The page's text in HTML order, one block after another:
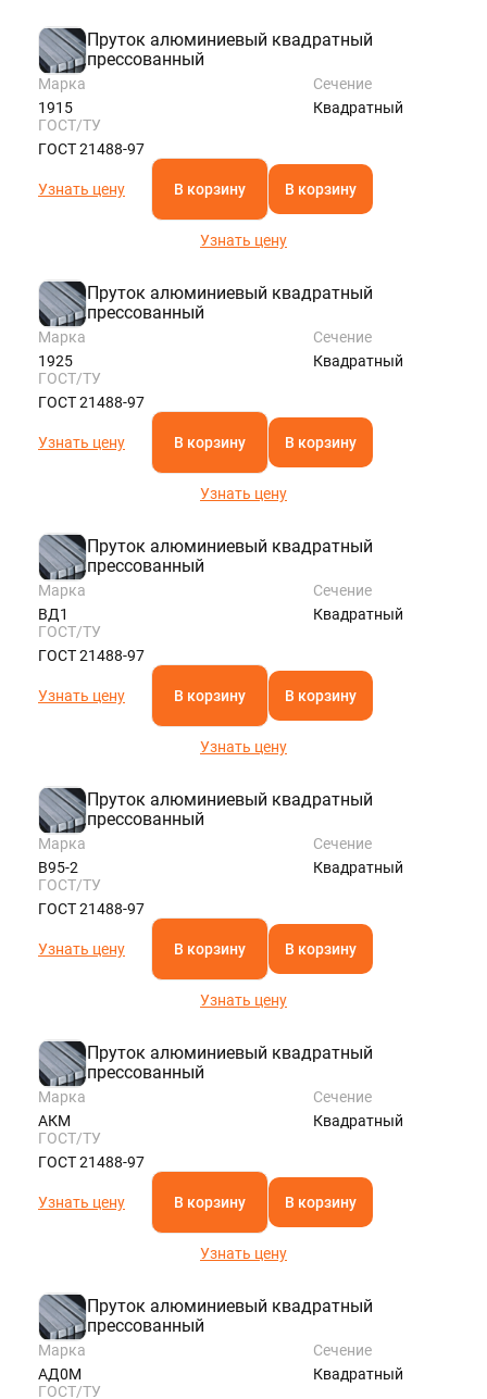
Пруток алюминиевый квадратный
прессованный
Марка
1915
Сечение
Квадратный
ГОСТ/ТУ
ГОСТ 21488-97
Узнать цену В корзину В корзину
Узнать цену
Пруток алюминиевый квадратный
прессованный
Марка
1925
Сечение
Квадратный
ГОСТ/ТУ
ГОСТ 21488-97
Узнать цену В корзину В корзину
Узнать цену
Пруток алюминиевый квадратный
прессованный
Марка
ВД1
Сечение
Квадратный
ГОСТ/ТУ
ГОСТ 21488-97
Узнать цену В корзину В корзину
Узнать цену
Пруток алюминиевый квадратный
прессованный
Марка
В95-2
Сечение
Квадратный
ГОСТ/ТУ
ГОСТ 21488-97
Узнать цену В корзину В корзину
Узнать цену
Пруток алюминиевый квадратный
прессованный
Марка
АКМ
Сечение
Квадратный
ГОСТ/ТУ
ГОСТ 21488-97
Узнать цену В корзину В корзину
Узнать цену
Пруток алюминиевый квадратный
прессованный
Марка
АД0М
Сечение
Квадратный
ГОСТ/ТУ